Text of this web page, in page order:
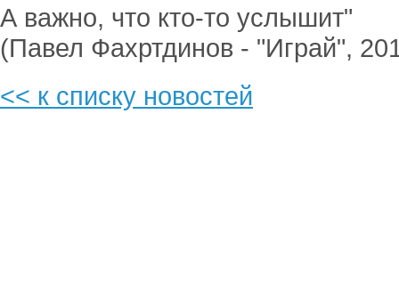
А важно, что кто-то услышит"
(Павел Фахртдинов - "Играй",
<< к списку новостей